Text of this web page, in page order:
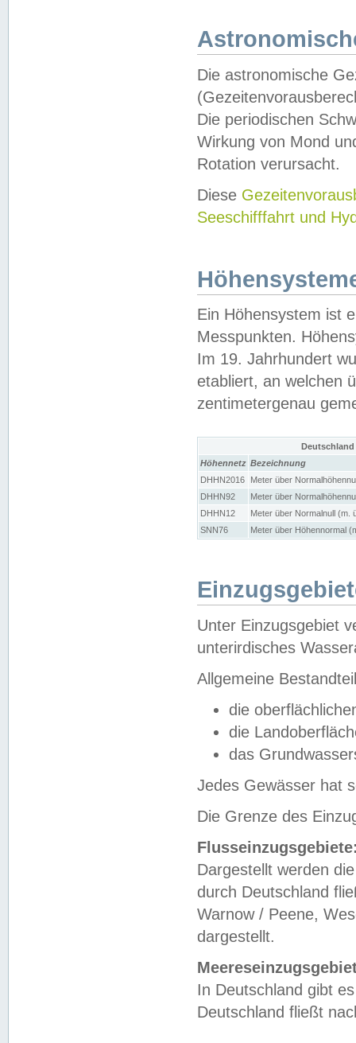
Die astronomische
Die periodischen
Wirkung von Mond
Rotation verursacht.
Diese
Seeschifffahrt und
Ein Höhensystem ist
Messpunkten.
Im 19. Jahrhundert
etabliert, an welchen
zentimetergenau
Höhennetz Bezeichnung
DHHN2016
Meter über
DHHN92
Meter über
DHHN12
Meter über Normalnull (m.
SNN76
Meter über Höhennormal
Unter Einzugsgebiet
unterirdisches
Allgemeine
die
die
das
Jedes Gewässer hat
Die Grenze des
Dargestellt werden
durch Deutschland
Warnow / Peene,
dargestellt.
In Deutschland gibt
Deutschland fließt